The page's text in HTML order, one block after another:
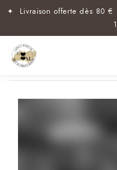
✦ Livraison offerte dès 80